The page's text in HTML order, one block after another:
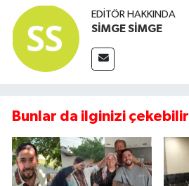
EDITÖR HAKKINDA
SİMGE SİMGE
Bunlar da ilginizi çekebilir